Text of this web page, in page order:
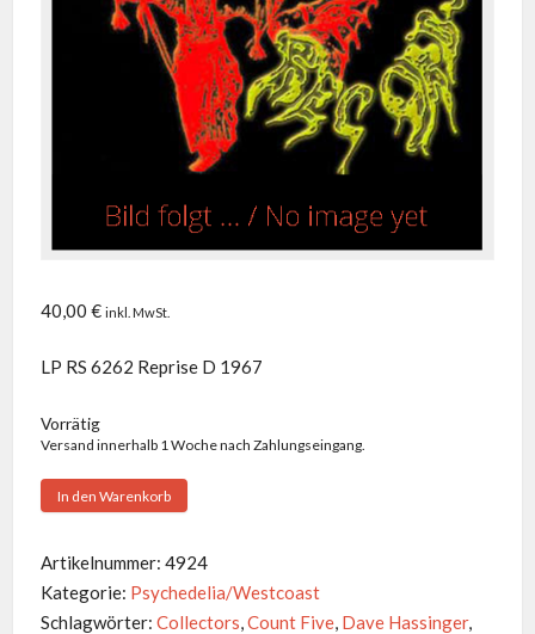
40,00 € inkl. MwSt.
LP RS 6262 Reprise D 1967
Vorrätig
Versand innerhalb 1 Woche nach Zahlungseingang.
Electric
-
Underground
Menge
In den Warenkorb
Artikelnummer: 4924
Kategorie: Psychedelia/Westcoast
Schlagwörter: Collectors,Count Five, Dave Hassinger,